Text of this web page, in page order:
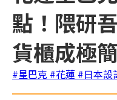
點！隈研
貨櫃成極
#星巴克 #花蓮 #日本設